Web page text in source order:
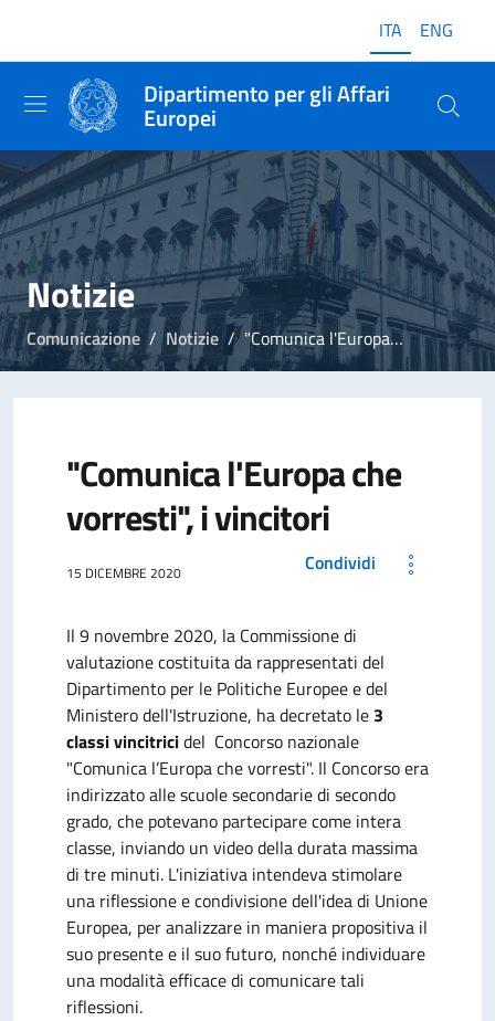
ITA ENG
Dipartimento per gli Affari
Europei
Notizie
Comunicazione Notizie "Comunica l'Europa che vorresti", i vincitori
"Comunica l'Europa che
vorresti", i vincitori
15 DICEMBRE 2020 Condividi
Il 9 novembre 2020, la Commissione di
valutazione costituita da rappresentati del
Dipartimento per le Politiche Europee e del
Ministero dell'Istruzione, ha decretato le 3
classi vincitricidel Concorso nazionale
"Comunica l’Europa che vorresti". Il Concorso era
indirizzato alle scuole secondarie di secondo
grado, che potevano partecipare come intera
classe, inviando un video della durata massima
di tre minuti. L'iniziativa intendeva stimolare
una riflessione e condivisione dell'idea di Unione
Europea, per analizzare in maniera propositiva il
suo presente e il suo futuro, nonché individuare
una modalità efficace di comunicare tali
riflessioni.